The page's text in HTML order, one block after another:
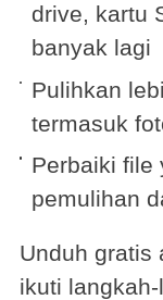
drive, kartu
banyak lagi
Pulihkan
termasuk
Perbaiki file
pemulihan
Unduh gratis
ikuti